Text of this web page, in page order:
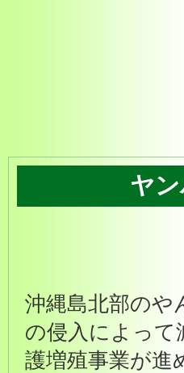
ヤ
沖縄島北部のや
の侵入によって
護増殖事業が進